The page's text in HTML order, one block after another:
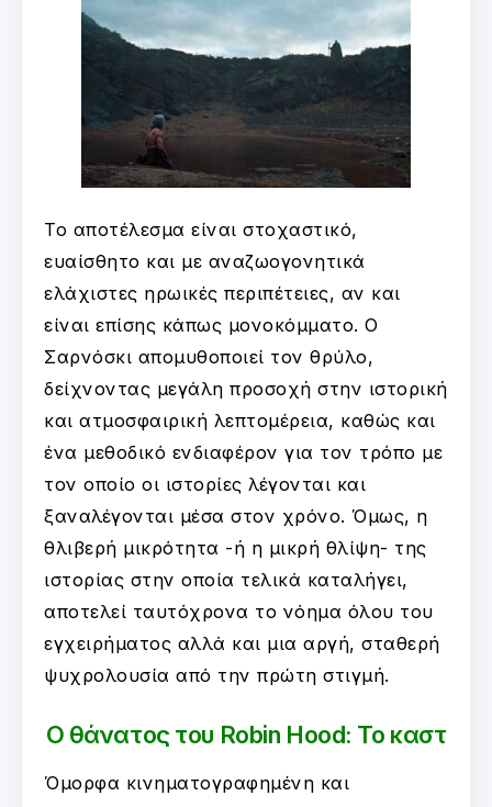
Το αποτέλεσμα είναι στοχαστικό,
ευαίσθητο και με αναζωογονητικά
ελάχιστες ηρωικές περιπέτειες, αν και
είναι επίσης κάπως μονοκόμματο. Ο
Σαρνόσκι απομυθοποιεί τον θρύλο,
δείχνοντας μεγάλη προσοχή στην ιστορική
και ατμοσφαιρική λεπτομέρεια, καθώς και
ένα μεθοδικό ενδιαφέρον για τον τρόπο με
τον οποίο οι ιστορίες λέγονται και
ξαναλέγονται μέσα στον χρόνο. Όμως, η
θλιβερή μικρότητα -ή η μικρή θλίψη- της
ιστορίας στην οποία τελικά καταλήγει,
αποτελεί ταυτόχρονα το νόημα όλου του
εγχειρήματος αλλά και μια αργή, σταθερή
ψυχρολουσία από την πρώτη στιγμή.
Ο θάνατος του Robin Hood: Το καστ
Όμορφα κινηματογραφημένη και